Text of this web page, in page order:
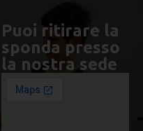
Puoi ritirare la
sponda presso
la nostra sede